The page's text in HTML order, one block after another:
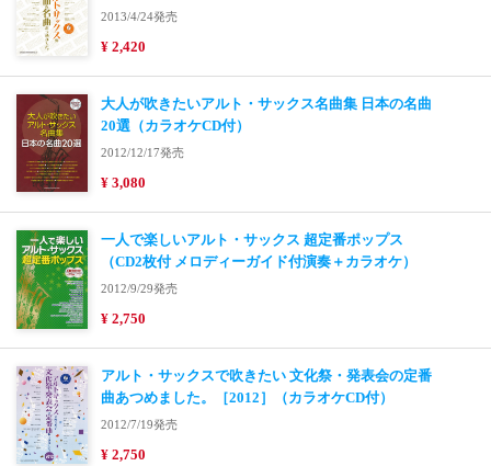
2013/4/24発売
¥ 2,420
大人が吹きたいアルト・サックス名曲集 日本の名曲
20選（カラオケCD付）
2012/12/17発売
¥ 3,080
一人で楽しいアルト・サックス 超定番ポップス
（CD2枚付 メロディーガイド付演奏＋カラオケ）
2012/9/29発売
¥ 2,750
アルト・サックスで吹きたい 文化祭・発表会の定番
曲あつめました。［2012］（カラオケCD付）
2012/7/19発売
¥ 2,750